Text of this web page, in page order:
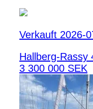
Verkauft 2026-
Hallberg-Rassy
3 300 000 SEK